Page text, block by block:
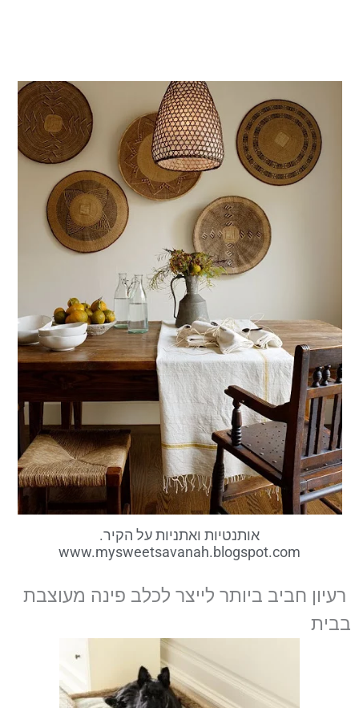
אותנטיות ואתניות על הקיר.
www.mysweetsavanah.blogspot.com
רעיון חביב ביותר לייצר לכלב פינה מעוצבת
בבית